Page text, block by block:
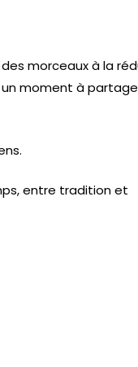
morceaux à la
un moment à
entre tradition et